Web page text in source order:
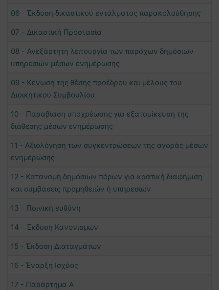
06 - Έκδοση δικαστικού εντάλματος παρακολούθησης
07 - Δικαστική Προστασία
08 - Ανεξάρτητη λειτουργία των παρόχων δημόσιων
υπηρεσιών μέσων ενημέρωσης
09 - Κένωση της θέσης προέδρου και μέλους του
Διοικητικού Συμβουλίου
10 - Παραβίαση υποχρέωσης για εξατομίκευση της
διάθεσης μέσων ενημέρωσης
11 - Αξιολόγηση των συγκεντρώσεων της αγοράς μέσων
ενημέρωσης
12 - Κατανομή δημόσιων πόρων για κρατική διαφήμιση
και συμβάσεις προμηθειών ή υπηρεσιών
13 - Ποινική ευθύνη
14 - Έκδοση Κανονισμών
15 - Έκδοση Διαταγμάτων
16 - Έναρξη Ισχύος
17 - Παράρτημα Α